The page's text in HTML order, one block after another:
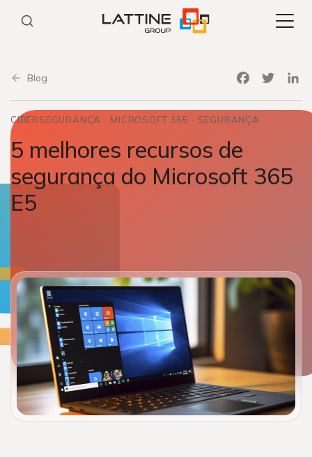
Blog
FacebookTwitter
CIBERSEGURANÇA MICROSOFT 365 SEGURANÇA
5 melhores recursos de
segurança do Microsoft 365
E5